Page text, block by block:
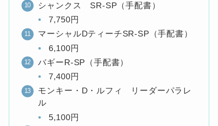
シャンクス SR-SP（手配書）
7,750円
マーシャルDティーチSR-SP（手配書）
6,100円
バギーR-SP（手配書）
7,400円
モンキー・D・ルフィ リーダーパラレ
ル
5,100円